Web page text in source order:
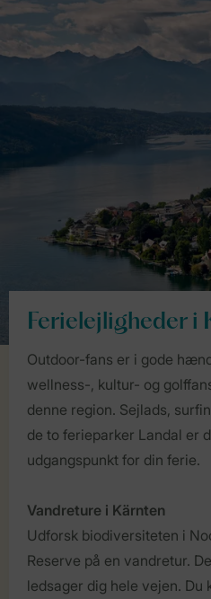
Ferielejligheder i
Outdoor-fans er i gode
wellness-, kultur- og
denne region. Sejlads,
de to ferieparker Landal er
udgangspunkt for din ferie.
Vandreture i Kärnten
Udforsk biodiversiteten i
Reserve på en vandretur.
ledsager dig hele vejen. Du